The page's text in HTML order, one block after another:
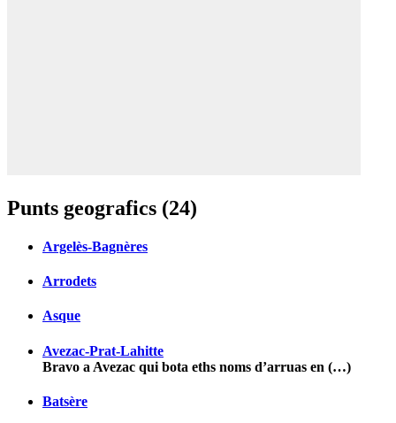
Punts geografics (24)
Argelès-Bagnères
Arrodets
Asque
Avezac-Prat-Lahitte
Bravo a Avezac qui bota eths noms d’arruas en (…)
Batsère